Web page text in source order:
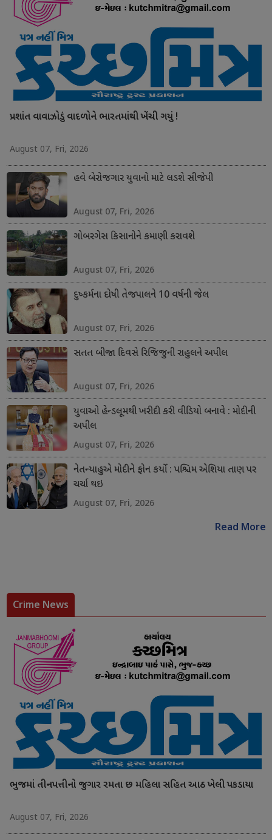
પ્રશાંત વાવાઝોડું વાદળોને ભારતમાંથી ખેંચી ગયું !
August 07, Fri, 2026
હવે બેરોજગાર યુવાનો માટે લડશે સીજેપી
August 07, Fri, 2026
ગોબરગેસ કિસાનોને કમાણી કરાવશે
August 07, Fri, 2026
દુષ્કર્મના દોષી તેજપાલને 10 વર્ષની જેલ
August 07, Fri, 2026
સતત બીજા દિવસે રિજિજુની રાહુલને અપીલ
August 07, Fri, 2026
યુવાઓ હેન્ડલૂમથી ખરીદી કરી વીડિયો બનાવે : મોદીની
અપીલ
August 07, Fri, 2026
નેતન્યાહુએ મોદીને ફોન કર્યો : પશ્ચિમ એશિયા તાણ પર
ચર્ચા થઇ
August 07, Fri, 2026
Read More
Crime News
ભુજમાં તીનપત્તીનો જુગાર રમતા છ મહિલા સહિત આઠ ખેલી પકડાયા
August 07, Fri, 2026